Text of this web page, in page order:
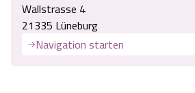
Wallstrasse 4
21335 Lüneburg
Navigation starten